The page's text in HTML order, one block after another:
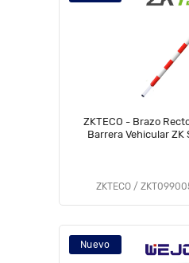
ZKTECO - Brazo
Barrera Vehicular ZK
ZKTECO /
Nuevo